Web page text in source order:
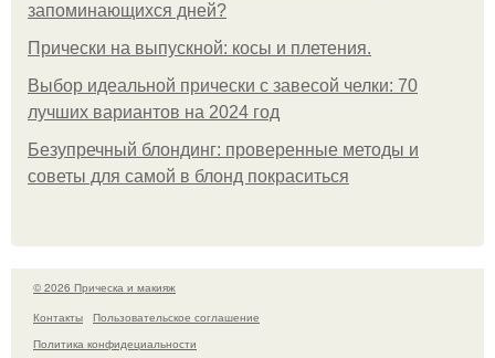
запоминающихся дней?
Прически на выпускной: косы и плетения.
Выбор идеальной прически с завесой челки: 70
лучших вариантов на 2024 год
Безупречный блондинг: проверенные методы и
советы для самой в блонд покраситься
© 2026 Прическа и макияж
Контакты
Пользовательское соглашение
Политика конфидециальности